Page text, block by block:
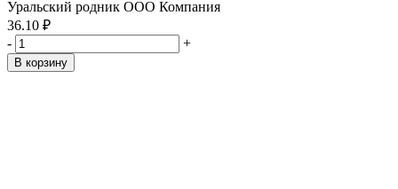
Уральский родник ООО Компания
36.10 ₽
-
+
В корзину